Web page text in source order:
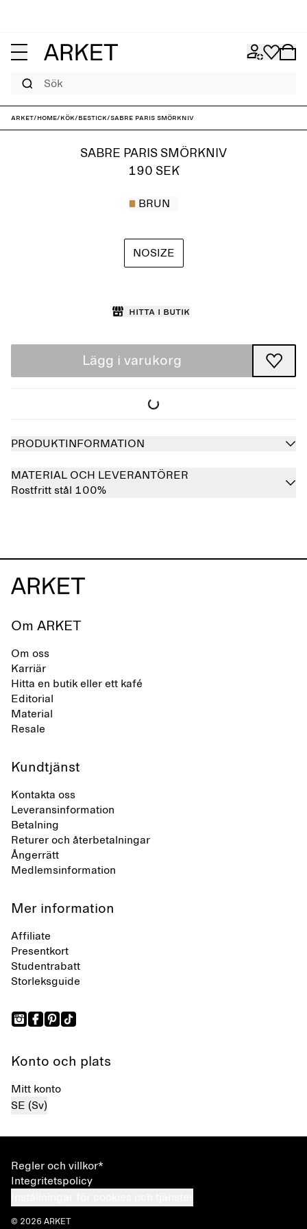
ARKET/Home/Kök/Bestick/Sabre Paris Smörkniv
SABRE PARIS SMÖRKNIV
190 SEK
BRUN
NOSIZE
Hitta i butik
Lägg i varukorg
PRODUKTINFORMATION
MATERIAL OCH LEVERANTÖRER
Rostfritt stål 100%
Om ARKET
Om oss
Karriär
Hitta en butik eller ett kafé
Editorial
Material
Resale
Kundtjänst
Kontakta oss
Leveransinformation
Betalning
Returer och återbetalningar
Ångerrätt
Medlemsinformation
Mer information
Affiliate
Presentkort
Studentrabatt
Storleksguide
Konto och plats
Mitt konto
SE (Sv)
Regler och villkor*
Integritetspolicy
© 2026 ARKET